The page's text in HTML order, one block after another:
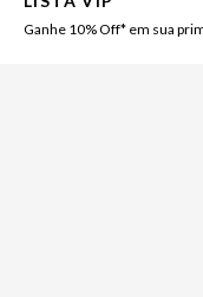
Ganhe 10% Off* em sua